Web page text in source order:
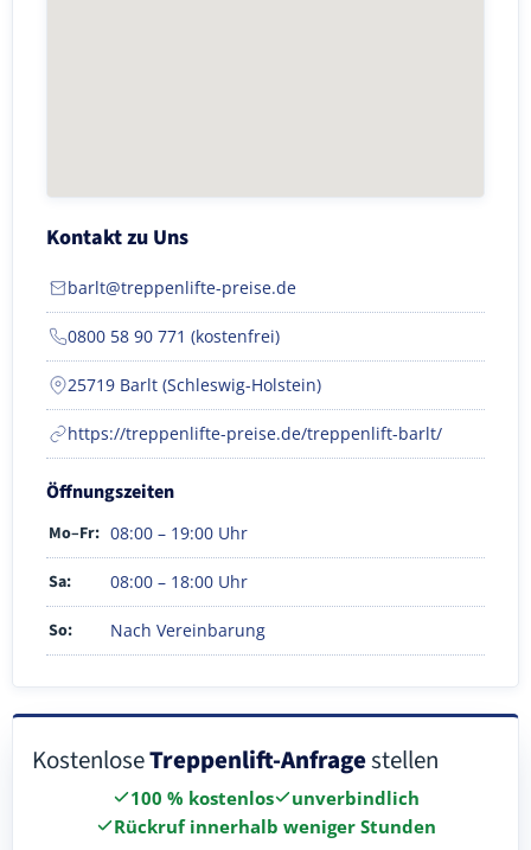
Kontakt zu Uns
barlt@treppenlifte-preise.de
0800 58 90 771 (kostenfrei)
25719 Barlt (Schleswig-Holstein)
https://treppenlifte-preise.de/treppenlift-barlt/
Öffnungszeiten
Mo–Fr: 08:00 – 19:00 Uhr
Sa: 08:00 – 18:00 Uhr
So: Nach Vereinbarung
KostenloseTreppenlift-Anfragestellen
100 % kostenlos
unverbindlich
Rückruf innerhalb weniger Stunden